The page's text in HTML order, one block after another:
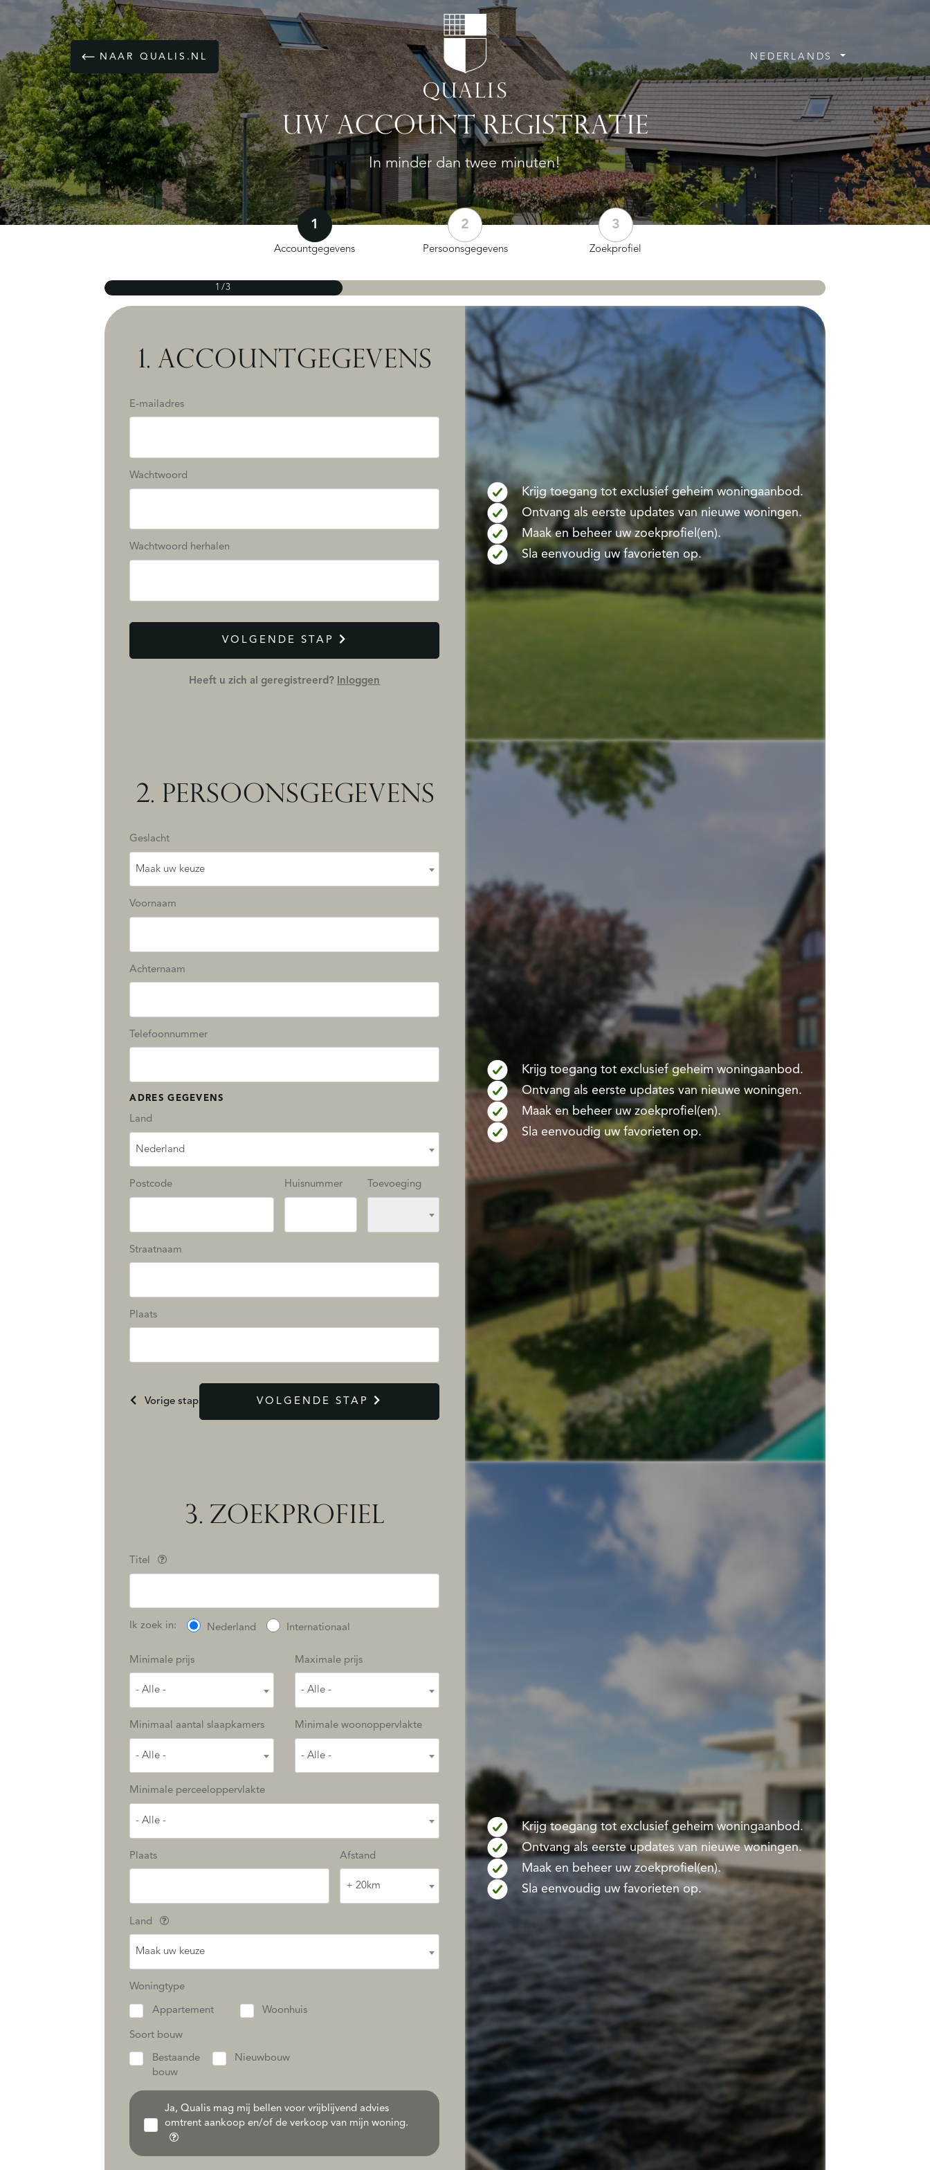
NAAR QUALIS.NL NEDERLANDS
UW ACCOUNT REGISTRATIE
In minder dan twee minuten!
1
Accountgegevens
2
Persoonsgegevens
3
Zoekprofiel
1. ACCOUNTGEGEVENS
E-mailadres
Wachtwoord
Wachtwoord herhalen
VOLGENDE STAP
Heeft u zich al geregistreerd? Inloggen
Krijg toegang tot exclusief geheim woningaanbod.
Ontvang als eerste updates van nieuwe woningen.
Maak en beheer uw zoekprofiel(en).
Sla eenvoudig uw favorieten op.
2. PERSOONSGEGEVENS
Geslacht
Maak uw keuze
Voornaam
Achternaam
Telefoonnummer
ADRES GEGEVENS
Land
Nederland
Postcode Huisnummer Toevoeging
Straatnaam
Plaats
VOLGENDE STAP
Vorige stap
Krijg toegang tot exclusief geheim woningaanbod.
Ontvang als eerste updates van nieuwe woningen.
Maak en beheer uw zoekprofiel(en).
Sla eenvoudig uw favorieten op.
3. ZOEKPROFIEL
Titel
Ik zoek in: Nederland Internationaal
Minimale prijs
- Alle -
Maximale prijs
- Alle -
Minimaal aantal slaapkamers
- Alle -
Minimale woonoppervlakte
- Alle -
Minimale perceeloppervlakte
- Alle -
Plaats Afstand
+ 20km
Land
Maak uw keuze
Woningtype
Appartement Woonhuis
Soort bouw
Bestaande
bouw
Nieuwbouw
Ja, Qualis mag mij bellen voor vrijblijvend advies
omtrent aankoop en/of de verkoop van mijn woning.
Krijg toegang tot exclusief geheim woningaanbod.
Ontvang als eerste updates van nieuwe woningen.
Maak en beheer uw zoekprofiel(en).
Sla eenvoudig uw favorieten op.